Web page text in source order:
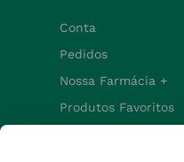
Conta
Pedidos
Nossa Farmácia +
Produtos Favoritos